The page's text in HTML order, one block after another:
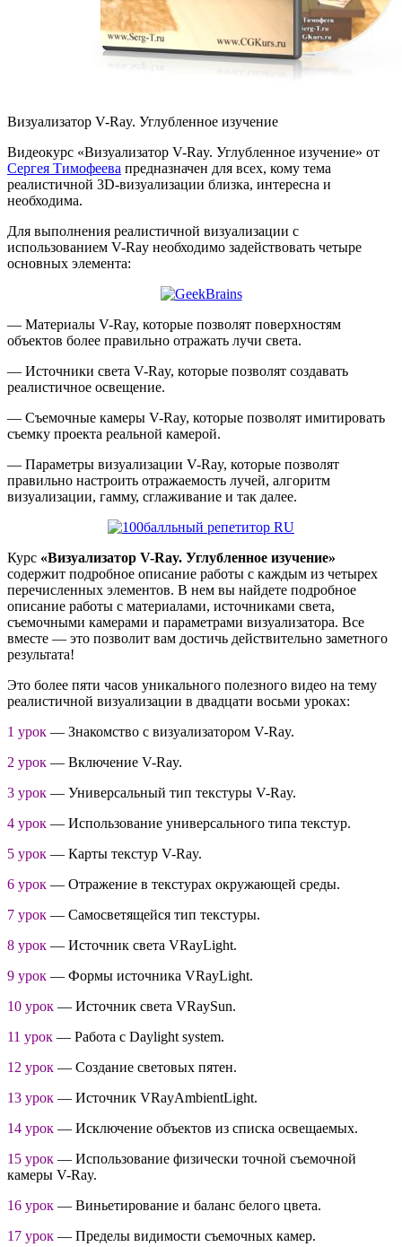
Визуализатор V-Ray. Углубленное изучение
Видеокурс «Визуализатор V-Ray. Углубленное изучение» от
Сергея Тимофеева предназначен для всех, кому тема
реалистичной 3D-визуализации близка, интересна и
необходима.
Для выполнения реалистичной визуализации с
использованием V-Ray необходимо задействовать четыре
основных элемента:
— Материалы V-Ray, которые позволят поверхностям
объектов более правильно отражать лучи света.
— Источники света V-Ray, которые позволят создавать
реалистичное освещение.
— Съемочные камеры V-Ray, которые позволят имитировать
съемку проекта реальной камерой.
— Параметры визуализации V-Ray, которые позволят
правильно настроить отражаемость лучей, алгоритм
визуализации, гамму, сглаживание и так далее.
Курс «Визуализатор V-Ray. Углубленное изучение»
содержит подробное описание работы с каждым из четырех
перечисленных элементов. В нем вы найдете подробное
описание работы с материалами, источниками света,
съемочными камерами и параметрами визуализатора. Все
вместе — это позволит вам достичь действительно заметного
результата!
Это более пяти часов уникального полезного видео на тему
реалистичной визуализации в двадцати восьми уроках:
1 урок — Знакомство с визуализатором V-Ray.
2 урок — Включение V-Ray.
3 урок — Универсальный тип текстуры V-Ray.
4 урок — Использование универсального типа текстур.
5 урок — Карты текстур V-Ray.
6 урок — Отражение в текстурах окружающей среды.
7 урок — Самосветящейся тип текстуры.
8 урок — Источник света VRayLight.
9 урок — Формы источника VRayLight.
10 урок — Источник света VRaySun.
11 урок — Работа с Daylight system.
12 урок — Создание световых пятен.
13 урок — Источник VRayAmbientLight.
14 урок — Исключение объектов из списка освещаемых.
15 урок — Использование физически точной съемочной
камеры V-Ray.
16 урок — Виньетирование и баланс белого цвета.
17 урок — Пределы видимости съемочных камер.